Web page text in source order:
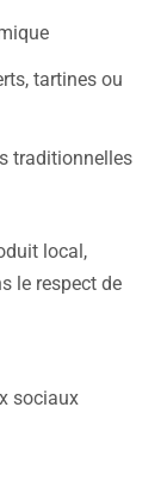
tartines ou
traditionnelles
local,
le respect de
sociaux